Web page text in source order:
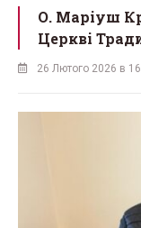
О. Маріуш
Церкві
26 Лютого 2026 в